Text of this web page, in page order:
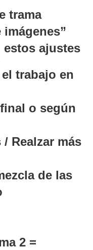
trama
imágenes”
estos ajustes
trabajo en
o según
Realzar más
de las
2 =